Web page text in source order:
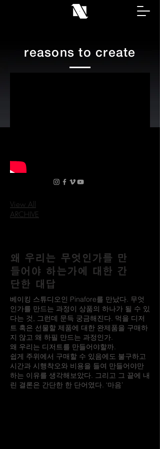
reasons to create
View All
ARCHIVE
왜 우리는 무엇인가를 만
들어야 하는가에 대한 간
단한 대답
베이킹 스튜디오인 Pinafore를 만났다. 무엇
인가를 만드는 과정이 상품의 하나가 될 수 있
다는 것, 그런데 문득 궁금해진다. 먹을 디저
트 혹은 선물할 제품에 대한 완제품을 구매하
지 않고 왜 하필 만드는 과정인가.
왜 우리는 디저트를 만들어야할까.
쉽게 주위에서 구매할 수 있음에도 불구하고
시간과 시행착오와 비용을 들여 만들어야만
하는 이유를 생각해보았다. 그리고 그 끝에 내
린 결론은 간단한 한 단어였다. ‘마음’